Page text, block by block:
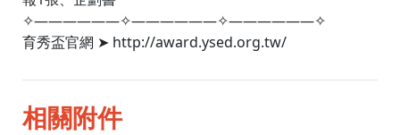
✧——————✧——————✧——————✧
育秀盃官網 ➤ http://award.ysed.org.tw/
相關附件